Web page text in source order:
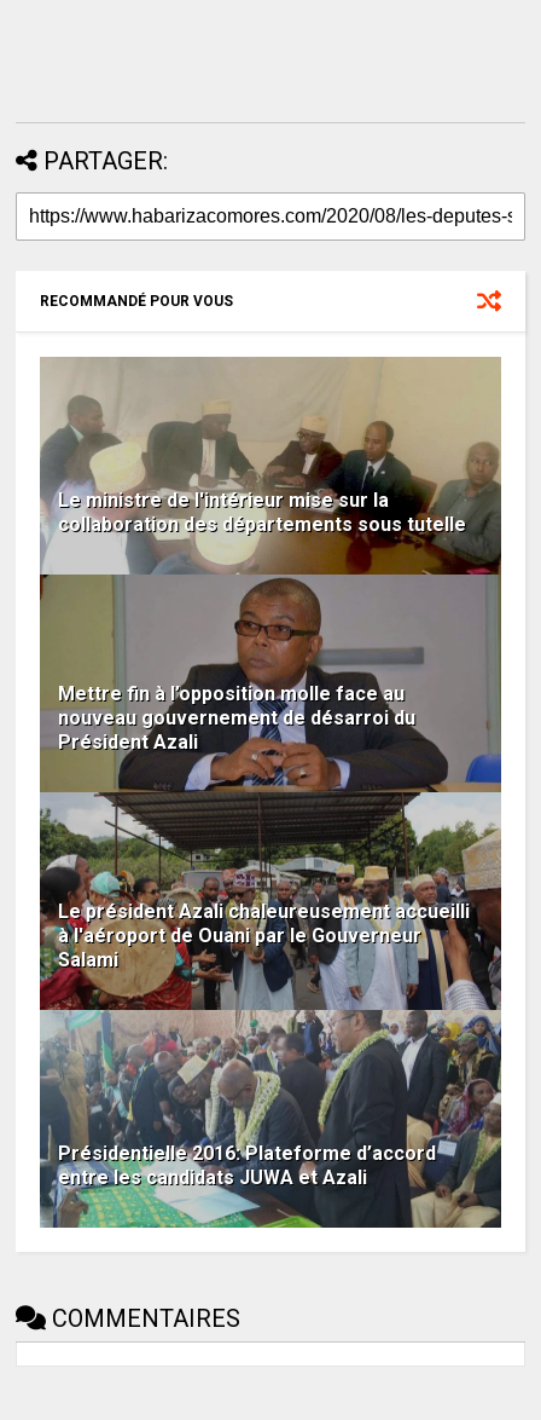
PARTAGER:
RECOMMANDÉ POUR VOUS
Le ministre de l'intérieur mise sur la
collaboration des départements sous tutelle
Mettre fin à l’opposition molle face au
nouveau gouvernement de désarroi du
Président Azali
Le président Azali chaleureusement accueilli
à l'aéroport de Ouani par le Gouverneur
Salami
Présidentielle 2016: Plateforme d’accord
entre les candidats JUWA et Azali
COMMENTAIRES